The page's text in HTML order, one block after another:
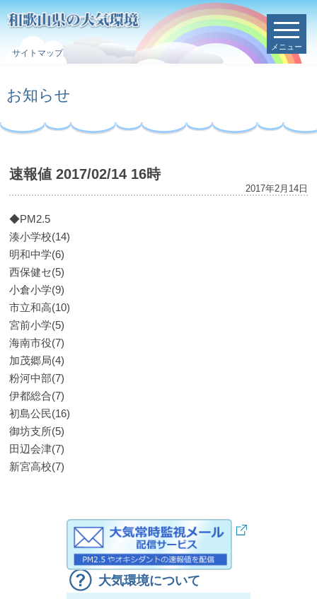
サイトマップ
メニュー
お知らせ
速報値 2017/02/14 16時
2017年2月14日
◆PM2.5
湊小学校(14)
明和中学(6)
西保健セ(5)
小倉小学(9)
市立和高(10)
宮前小学(5)
海南市役(7)
加茂郷局(4)
粉河中部(7)
伊都総合(7)
初島公民(16)
御坊支所(5)
田辺会津(7)
新宮高校(7)
大気環境について